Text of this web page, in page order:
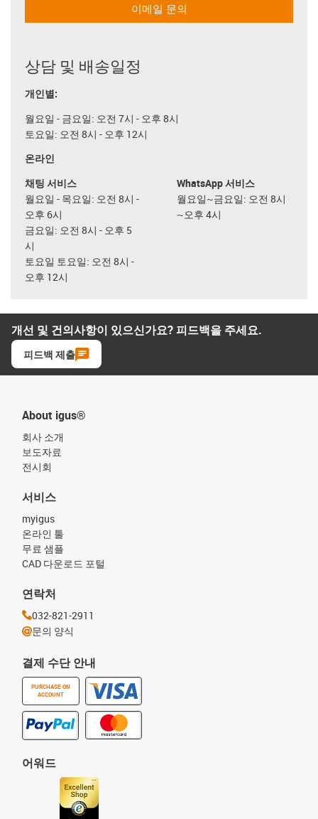
이메일 문의
상담 및 배송일정
개인별:
월요일 - 금요일: 오전 7시 - 오후 8시
토요일: 오전 8시 - 오후 12시
온라인
채팅 서비스
월요일 - 목요일: 오전 8시 -
오후 6시
금요일: 오전 8시 - 오후 5
시
토요일 토요일: 오전 8시 -
오후 12시
WhatsApp 서비스
월요일~금요일: 오전 8시
~오후 4시
개선 및 건의사항이 있으신가요? 피드백을 주세요.
피드백 제출
About igus®
회사 소개
보도자료
전시회
결제 수단 안내
PURCHASE ON
ACCOUNT
서비스
myigus
온라인 툴
무료 샘플
CAD 다운로드 포털
어워드
연락처
032-821-2911
문의 양식